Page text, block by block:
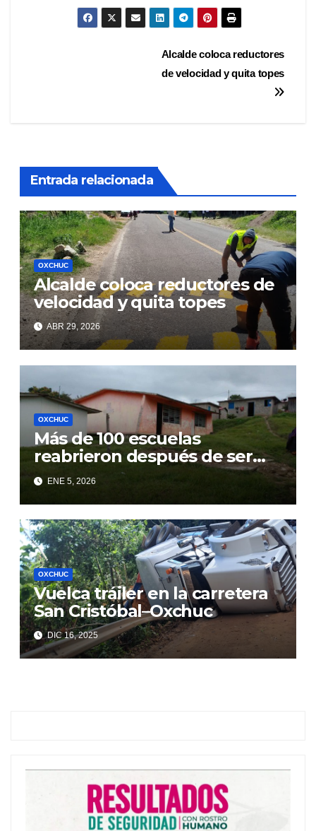
Alcalde coloca reductores
de velocidad y quita topes
Entrada relacionada
OXCHUC
Alcalde coloca reductores de
velocidad y quita topes
ABR 29, 2026
OXCHUC
Más de 100 escuelas
reabrieron después de ser
acechadas por crimen
organizado
ENE 5, 2026
OXCHUC
Vuelca tráiler en la carretera
San Cristóbal–Oxchuc
DIC 16, 2025